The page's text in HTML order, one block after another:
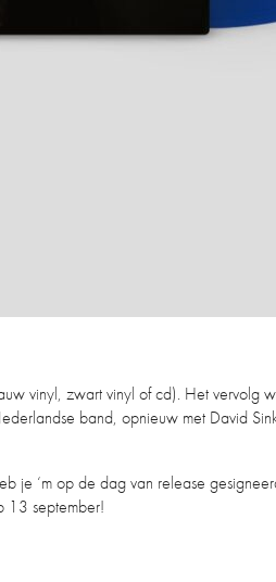
vinyl, zwart vinyl of cd). Het vervolg
band, opnieuw met David
je ‘m op de dag van release
13 september!